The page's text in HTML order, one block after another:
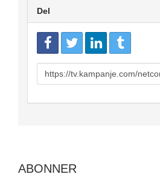
Del
URL
to
ABONNER